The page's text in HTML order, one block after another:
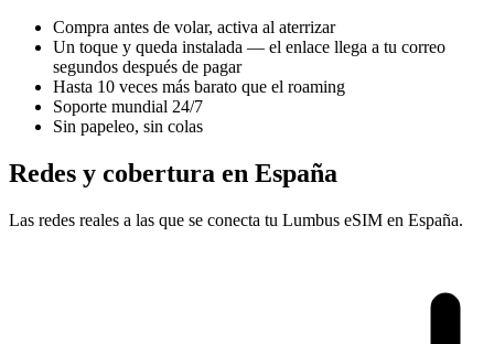
Compra antes de volar, activa al aterrizar
Un toque y queda instalada — el enlace llega a tu correo
segundos después de pagar
Hasta 10 veces más barato que el roaming
Soporte mundial 24/7
Sin papeleo, sin colas
Redes y cobertura en España
Las redes reales a las que se conecta tu Lumbus eSIM en España.